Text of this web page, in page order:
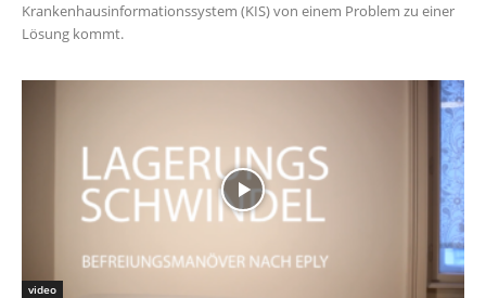
Krankenhausinformationssystem (KIS) von einem Problem zu einer
Lösung kommt.
video